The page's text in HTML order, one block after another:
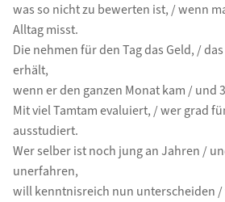
was so nicht zu bewerten ist, / wenn
Alltag misst.
Die nehmen für den Tag das Geld, /
erhält,
wenn er den ganzen Monat kam / und
Mit viel Tamtam evaluiert, / wer grad
ausstudiert.
Wer selber ist noch jung an Jahren /
unerfahren,
will kenntnisreich nun unterscheiden